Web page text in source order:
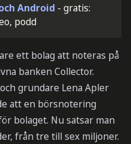
Android - gratis:
podd
ett bolag att noteras på
banken Collector.
grundare Lena Apler
att en börsnotering
bolaget. Nu satsar man
från tre till sex miljoner.